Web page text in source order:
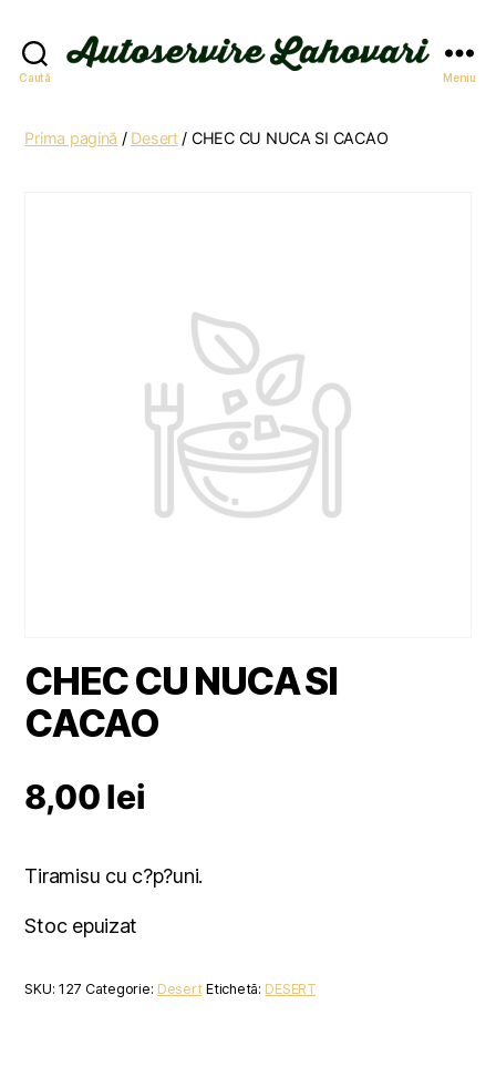
Caută Meniu
Prima pagină / Desert/ CHEC CU NUCA SI CACAO
CHEC CU NUCA SI
CACAO
8,00lei
Tiramisu cu c?p?uni.
Stoc epuizat
SKU:127 Categorie: Desert Etichetă: DESERT